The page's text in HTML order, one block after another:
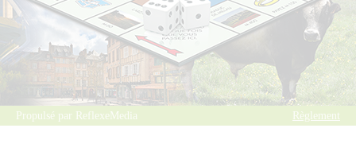
Propulsé par ReflexeMedia Règlement